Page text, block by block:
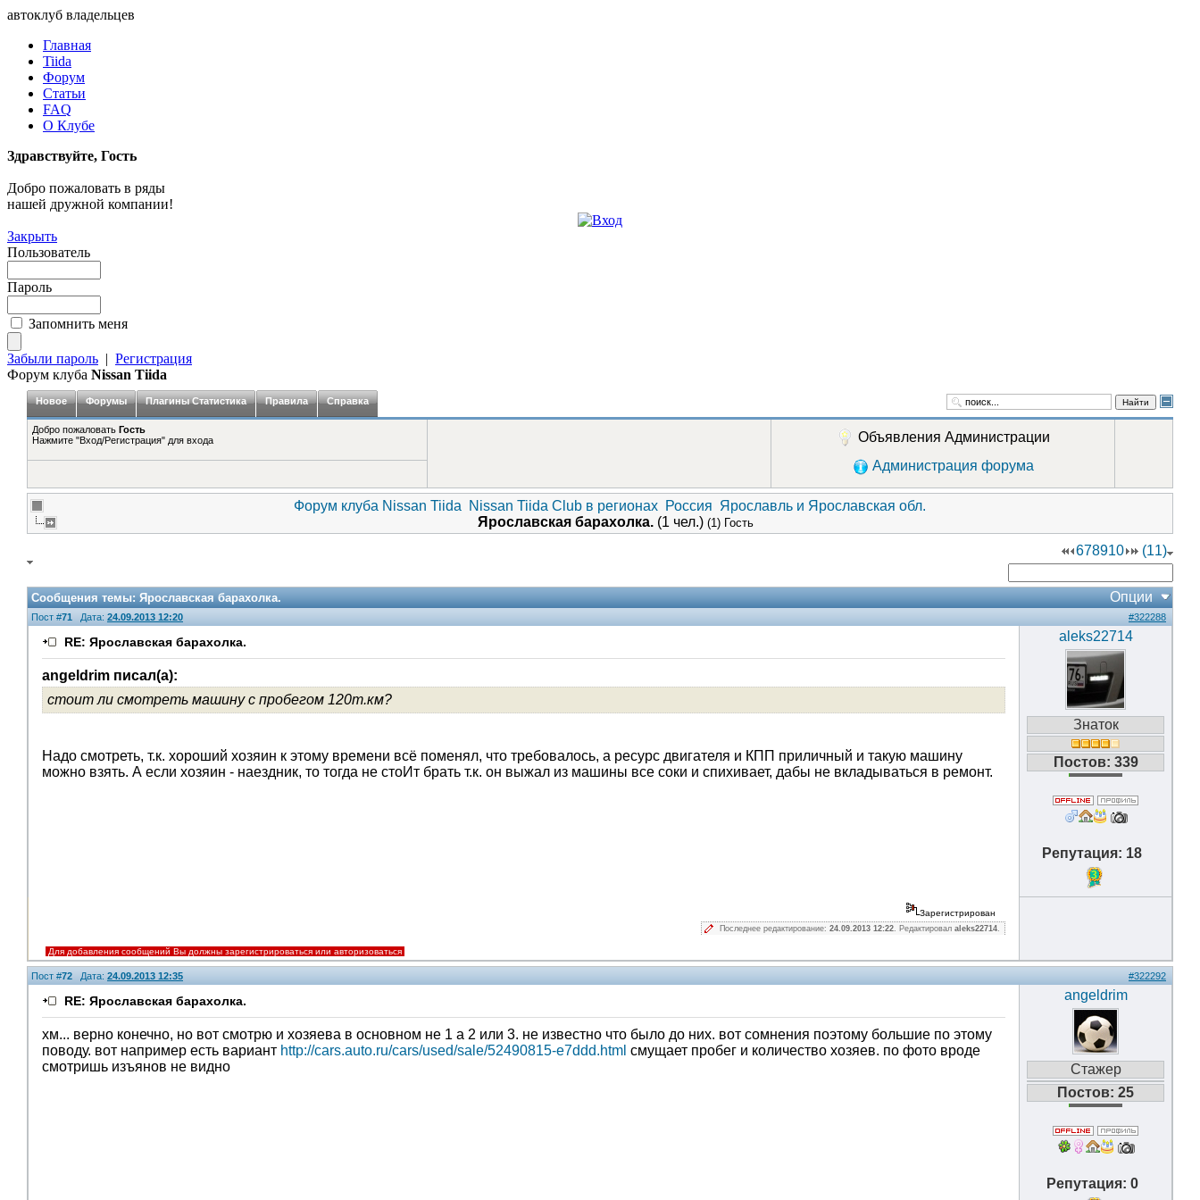
автоклуб владельцев
Главная
Tiida
Форум
Статьи
FAQ
О Клубе
Здравствуйте, Гость
Добро пожаловать в ряды
нашей дружной компании!
Закрыть
Пользователь
Пароль
Запомнить меня
Забыли пароль | Регистрация
Форум клуба Nissan Tiida
Новое Форумы Плагины Статистика Правила Справка Найти
Добро пожаловать Гость
Нажмите "Вход/Регистрация" для входа
Объявления Администрации
Администрация форума
Форум клуба Nissan Tiida Nissan Tiida Club в регионах Россия Ярославль и Ярославская обл.
Ярославская барахолка. (1 чел.) (1) Гость
678910 (11)
Сообщения темы:Ярославская барахолка. Опции
Пост #71 Дата: 24.09.2013 12:20 #322288
RE: Ярославская барахолка.
angeldrim писал(а):
стоит ли смотреть машину с пробегом 120т.км?
Надо смотреть, т.к. хороший хозяин к этому времени всё поменял, что требовалось, а ресурс двигателя и КПП приличный и такую машину
можно взять. А если хозяин - наездник, то тогда не стоИт брать т.к. он выжал из машины все соки и спихивает, дабы не вкладываться в ремонт.
aleks22714
Знаток
Постов: 339
Репутация: 18
3
Зарегистрирован
Последнее редактирование: 24.09.2013 12:22. Редактировал aleks22714.
Для добавления сообщений Вы должны зарегистрироваться или авторизоваться
Пост #72 Дата: 24.09.2013 12:35 #322292
RE: Ярославская барахолка.
хм... верно конечно, но вот смотрю и хозяева в основном не 1 а 2 или 3. не известно что было до них. вот сомнения поэтому большие по этому
поводу. вот например есть вариант http://cars.auto.ru/cars/used/sale/52490815-e7ddd.html смущает пробег и количество хозяев. по фото вроде
смотришь изъянов не видно
angeldrim
Стажер
Постов: 25
Репутация: 0